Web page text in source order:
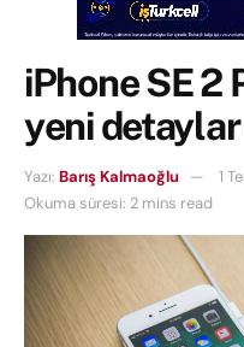
iPhone SE 2
yeni detaylar
Yazı: Barış Kalmaoğlu
1
Okuma süresi: 2 mins read